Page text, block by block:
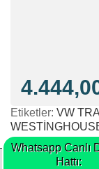
Whatsapp Canlı
Hattı:
Etiketler: VW
Hekimoğlu